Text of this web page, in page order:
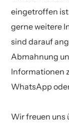
eingetroffen
gerne weitere
sind darauf
Abmahnung
Informationen
WhatsApp
Wir freuen uns